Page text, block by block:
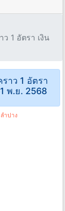
1 อัตรา เงิน
าว 1 อัตรา
พ.ย. 2568
ลำปาง